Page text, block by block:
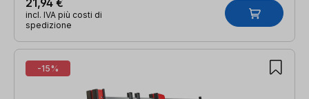
incl. IVA più costi di
spedizione
-15%